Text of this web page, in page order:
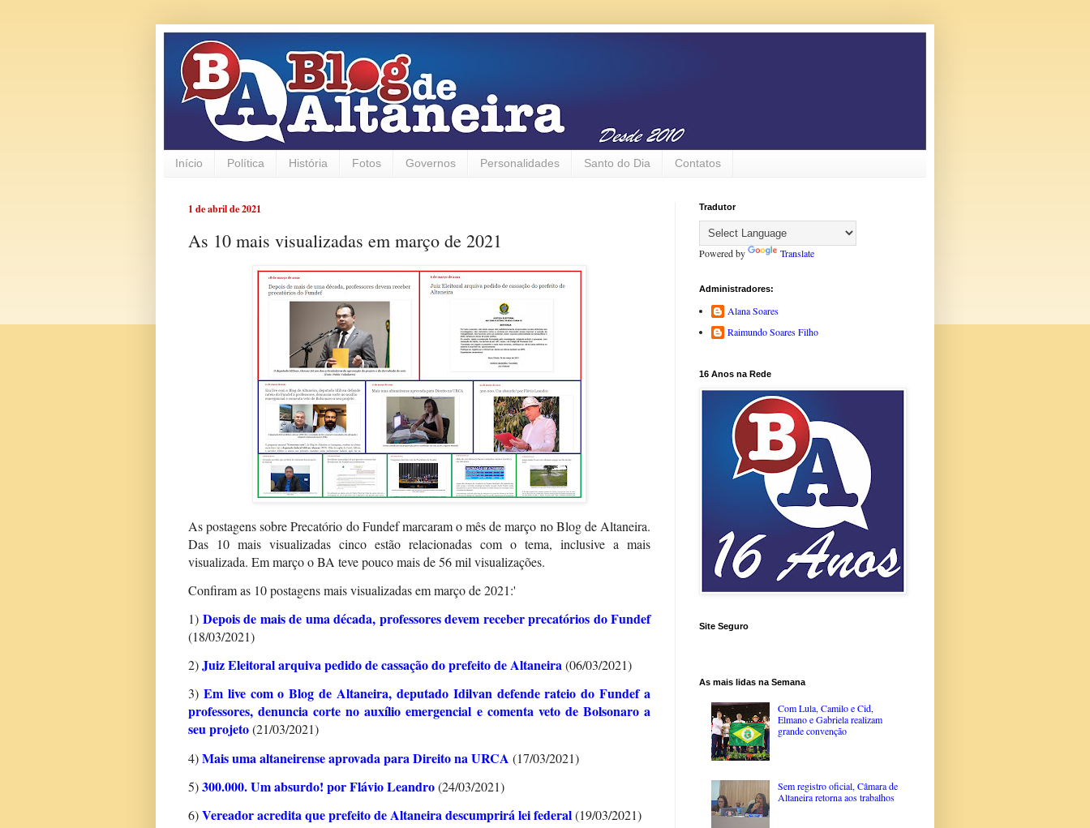
Início Política História Fotos Governos Personalidades Santo do Dia Contatos
1 de abril de 2021
As 10 mais visualizadas em março de 2021
As postagens sobre Precatório do Fundef marcaram o mês de março no Blog de Altaneira.
Das 10 mais visualizadas cinco estão relacionadas com o tema, inclusive a mais
visualizada. Em março o BA teve pouco mais de 56 mil visualizações.
Confiram as 10 postagens mais visualizadas em março de 2021:'
1) Depois de mais de uma década, professores devem receber precatórios do Fundef
(18/03/2021)
2)Juiz Eleitoral arquiva pedido de cassação do prefeito de Altaneira(06/03/2021)
3) Em live com o Blog de Altaneira, deputado Idilvan defende rateio do Fundef a
professores, denuncia corte no auxílio emergencial e comenta veto de Bolsonaro a
seu projeto(21/03/2021)
4)Mais uma altaneirense aprovada para Direito na URCA (17/03/2021)
5)300.000. Um absurdo! por Flávio Leandro(24/03/2021)
6)Vereador acredita que prefeito de Altaneira descumprirá lei federal(19/03/2021)
Tradutor
Powered by Translate
Administradores:
Alana Soares
Raimundo Soares Filho
16 Anos na Rede
Site Seguro
As mais lidas na Semana
Com Lula, Camilo e Cid,
Elmano e Gabriela realizam
grande convenção
Sem registro oficial, Câmara de
Altaneira retorna aos trabalhos